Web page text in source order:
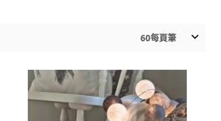
60每頁筆